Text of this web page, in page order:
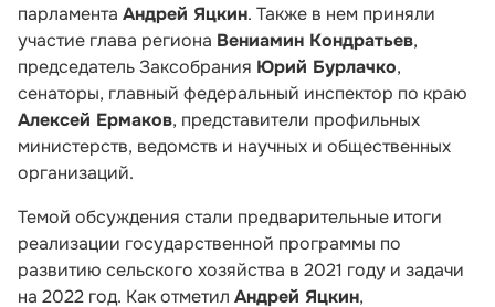
парламента Андрей Яцкин. Также в нем приняли
участие глава региона Вениамин Кондратьев,
председатель Заксобрания Юрий Бурлачко,
сенаторы, главный федеральный инспектор по краю
Алексей Ермаков, представители профильных
министерств, ведомств и научных и общественных
организаций.
Темой обсуждения стали предварительные итоги
реализации государственной программы по
развитию сельского хозяйства в 2021 году и задачи
на 2022 год. Как отметил Андрей Яцкин,